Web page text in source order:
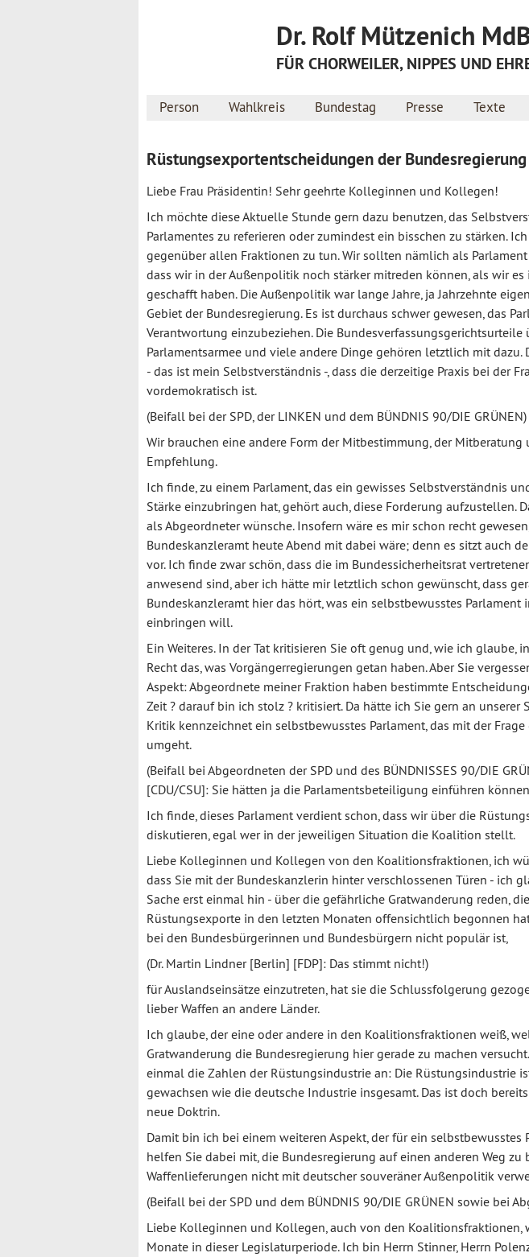
Dr. Rolf Mützenich
FÜR CHORWEILER, NIPPES UND
Person Wahlkreis Bundestag Presse Texte
Rüstungsexportentscheidungen der Bundesregierung
Liebe Frau Präsidentin! Sehr geehrte Kolleginnen und Kollegen!
Ich möchte diese Aktuelle Stunde gern dazu benutzen, das
Parlamentes zu referieren oder zumindest ein bisschen zu stärken. Ich
gegenüber allen Fraktionen zu tun. Wir sollten nämlich als
dass wir in der Außenpolitik noch stärker mitreden können, als wir es
geschafft haben. Die Außenpolitik war lange Jahre, ja Jahrzehnte
Gebiet der Bundesregierung. Es ist durchaus schwer gewesen, das
Verantwortung einzubeziehen. Die Bundesverfassungsgerichtsurteile
Parlamentsarmee und viele andere Dinge gehören letztlich mit dazu.
- das ist mein Selbstverständnis -, dass die derzeitige Praxis bei der
vordemokratisch ist.
(Beifall bei der SPD, der LINKEN und dem BÜNDNIS 90/DIE GRÜNEN)
Wir brauchen eine andere Form der Mitbestimmung, der
Empfehlung.
Ich finde, zu einem Parlament, das ein gewisses Selbstverständnis
Stärke einzubringen hat, gehört auch, diese Forderung aufzustellen.
als Abgeordneter wünsche. Insofern wäre es mir schon recht
Bundeskanzleramt heute Abend mit dabei wäre; denn es sitzt auch
vor. Ich finde zwar schön, dass die im Bundessicherheitsrat
anwesend sind, aber ich hätte mir letztlich schon gewünscht, dass
Bundeskanzleramt hier das hört, was ein selbstbewusstes Parlament
einbringen will.
Ein Weiteres. In der Tat kritisieren Sie oft genug und, wie ich glaube,
Recht das, was Vorgängerregierungen getan haben. Aber Sie
Aspekt: Abgeordnete meiner Fraktion haben bestimmte
Zeit ? darauf bin ich stolz ? kritisiert. Da hätte ich Sie gern an unserer
Kritik kennzeichnet ein selbstbewusstes Parlament, das mit der
umgeht.
(Beifall bei Abgeordneten der SPD und des BÜNDNISSES 90/DIE
[CDU/CSU]: Sie hätten ja die Parlamentsbeteiligung einführen
Ich finde, dieses Parlament verdient schon, dass wir über die
diskutieren, egal wer in der jeweiligen Situation die Koalition stellt.
Liebe Kolleginnen und Kollegen von den Koalitionsfraktionen, ich
dass Sie mit der Bundeskanzlerin hinter verschlossenen Türen - ich
Sache erst einmal hin - über die gefährliche Gratwanderung reden,
Rüstungsexporte in den letzten Monaten offensichtlich begonnen
bei den Bundesbürgerinnen und Bundesbürgern nicht populär ist,
(Dr. Martin Lindner [Berlin] [FDP]: Das stimmt nicht!)
für Auslandseinsätze einzutreten, hat sie die Schlussfolgerung
lieber Waffen an andere Länder.
Ich glaube, der eine oder andere in den Koalitionsfraktionen weiß,
Gratwanderung die Bundesregierung hier gerade zu machen
einmal die Zahlen der Rüstungsindustrie an: Die Rüstungsindustrie
gewachsen wie die deutsche Industrie insgesamt. Das ist doch
neue Doktrin.
Damit bin ich bei einem weiteren Aspekt, der für ein selbstbewusstes
helfen Sie dabei mit, die Bundesregierung auf einen anderen Weg zu
Waffenlieferungen nicht mit deutscher souveräner Außenpolitik
(Beifall bei der SPD und dem BÜNDNIS 90/DIE GRÜNEN sowie bei
Liebe Kolleginnen und Kollegen, auch von den Koalitionsfraktionen,
Monate in dieser Legislaturperiode. Ich bin Herrn Stinner, Herrn